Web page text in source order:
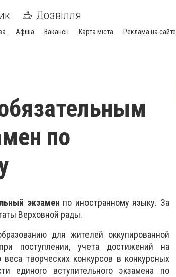
Дозвілля
Афіша Вакансії Карта міста
Реклама на сайте
по
экзамен по иностранному языку. За
Верховной рады.
для жителей оккупированной
поступлении, учета достижений на
творческих конкурсов в конкурсных
единого вступительного экзамена по